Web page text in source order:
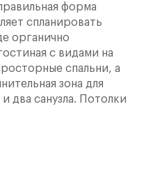
форма
спланировать
органично
с видами на
спальни, а
зона для
два санузла. Потолки
окна
видами.
мечты и